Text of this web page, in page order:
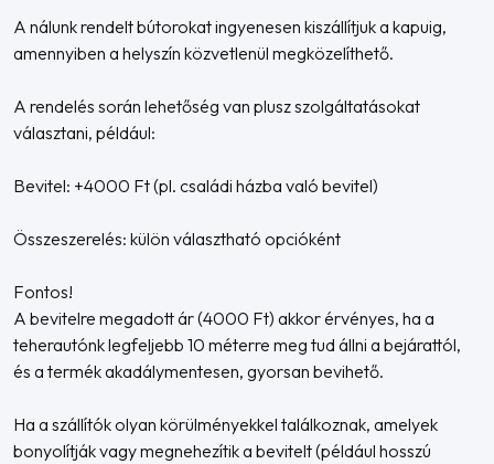
A nálunk rendelt bútorokat ingyenesen kiszállítjuk a kapuig,
amennyiben a helyszín közvetlenül megközelíthető.
A rendelés során lehetőség van plusz szolgáltatásokat
választani, például:
Bevitel: +4000 Ft (pl. családi házba való bevitel)
Összeszerelés: külön választható opcióként
Fontos!
A bevitelre megadott ár (4000 Ft) akkor érvényes, ha a
teherautónk legfeljebb 10 méterre meg tud állni a bejárattól,
és a termék akadálymentesen, gyorsan bevihető.
Ha a szállítók olyan körülményekkel találkoznak, amelyek
bonyolítják vagy megnehezítik a bevitelt (például hosszú